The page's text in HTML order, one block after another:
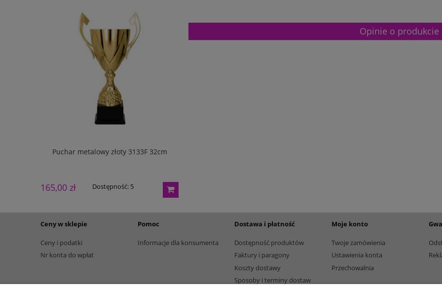
Puchar metalowy złoty 3133F 32cm
165,00 zł Dostępność: 5
Opinie o produkcie
Ceny w sklepie
Ceny i podatki
Nr konta do wpłat
Pomoc
Informacje dla konsumenta
Dostawa i płatność
Dostępność produktów
Faktury i paragony
Koszty dostawy
Sposoby i terminy dostaw
Moje konto
Twoje zamówienia
Ustawienia konta
Przechowalnia